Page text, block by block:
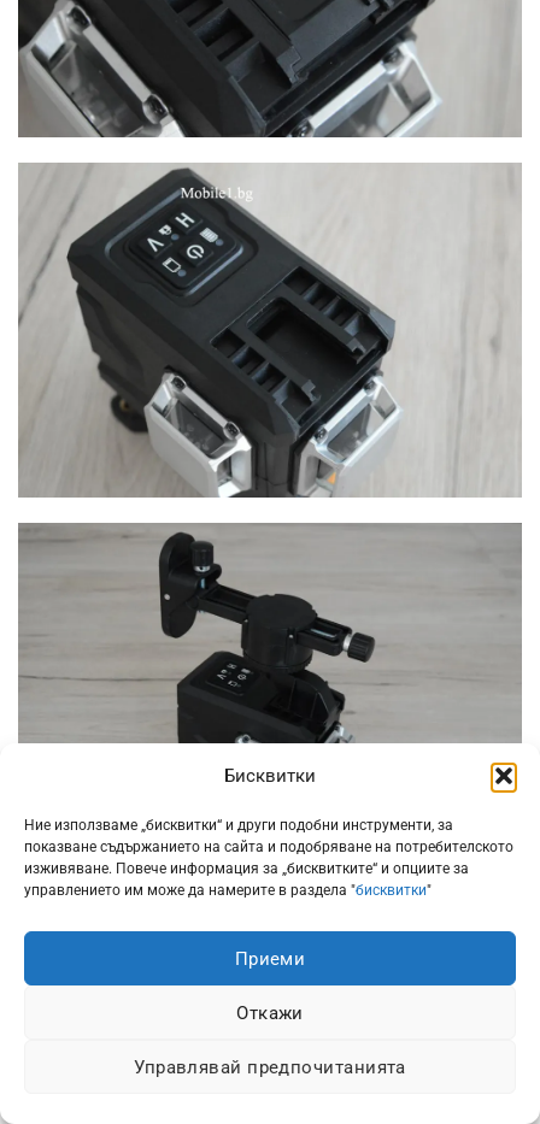
Бисквитки
Ние използваме „бисквитки“ и други подобни инструменти, за
показване съдържанието на сайта и подобряване на потребителското
изживяване. Повече информация за „бисквитките“ и опциите за
управлението им може да намерите в раздела "бисквитки"
Приеми
Откажи
Управлявай предпочитанията
бъде закрепена с видии за стена или таван, като към
нея се захваща много здраво магнитната стойка.